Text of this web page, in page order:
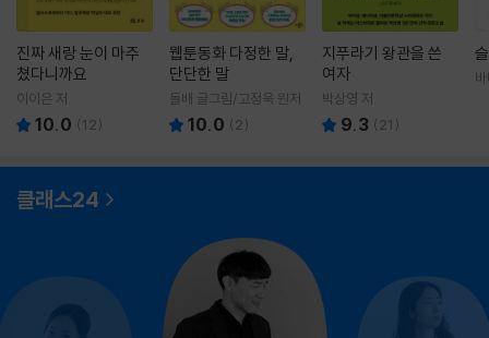
진짜 새랑 눈이 마주
쳤다니까요
이이은 저
10.0 (12)
웹툰동화 다정한 말,
단단한 말
돌배 글그림/고정욱 원저
10.0 ( 2)
지푸라기 왕관을 쓴
여자
박상영 저
9.3 ( 21 )
클래스24